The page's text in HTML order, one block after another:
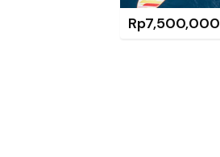
Rp7,500,000